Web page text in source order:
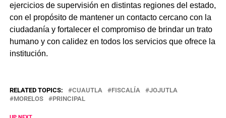
ejercicios de supervisión en distintas regiones del estado,
con el propósito de mantener un contacto cercano con la
ciudadanía y fortalecer el compromiso de brindar un trato
humano y con calidez en todos los servicios que ofrece la
institución.
RELATED TOPICS: CUAUTLA FISCALÍA
JOJUTLA
MORELOS
PRINCIPAL